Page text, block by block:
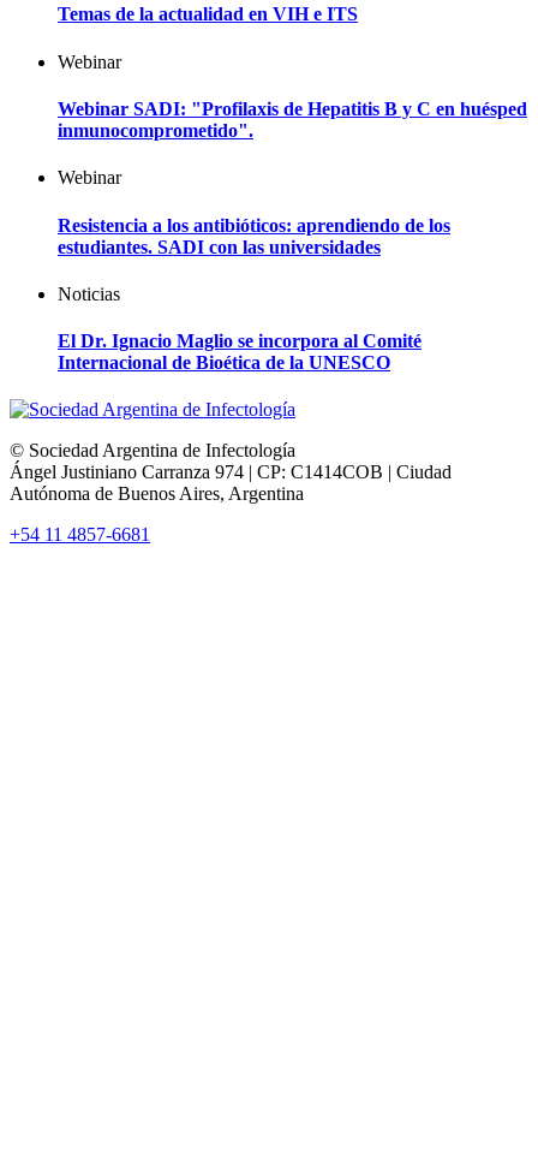
Temas de la actualidad en VIH e ITS
Webinar
Webinar SADI: "Profilaxis de Hepatitis B y C en huésped
inmunocomprometido".
Webinar
Resistencia a los antibióticos: aprendiendo de los
estudiantes. SADI con las universidades
Noticias
El Dr. Ignacio Maglio se incorpora al Comité
Internacional de Bioética de la UNESCO
© Sociedad Argentina de Infectología
Ángel Justiniano Carranza 974 | CP: C1414COB | Ciudad
Autónoma de Buenos Aires, Argentina
+54 11 4857-6681